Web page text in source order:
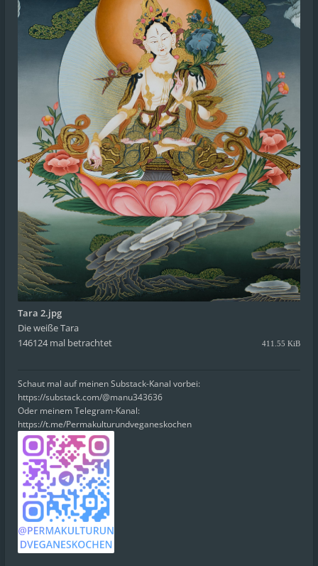
Tara 2.jpg
Die weiße Tara
146124 mal betrachtet
411.55 KiB
Schaut mal auf meinen Substack-Kanal vorbei:
https://substack.com/@manu343636
Oder meinem Telegram-Kanal:
https://t.me/Permakulturundveganeskochen